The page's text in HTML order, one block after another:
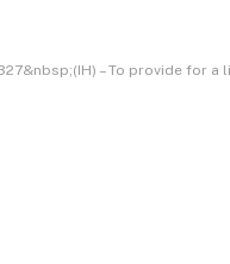
for a limitation on availability of funds for the Commission on Security and Cooperation in